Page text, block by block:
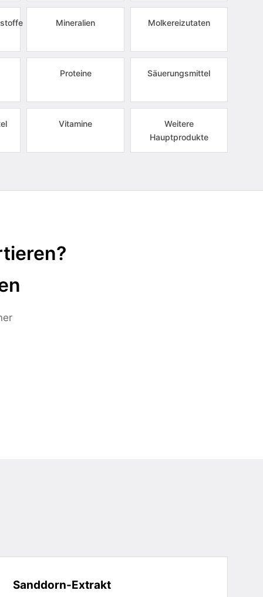
Mineralien Molkereizutaten
Proteine Säuerungsmittel
Vitamine
Weitere
Hauptprodukte
Sanddorn-Extrakt